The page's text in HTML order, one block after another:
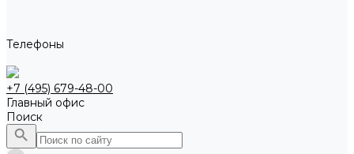
Телефоны
+7 (495) 679-48-00
Главный офис
Поиск